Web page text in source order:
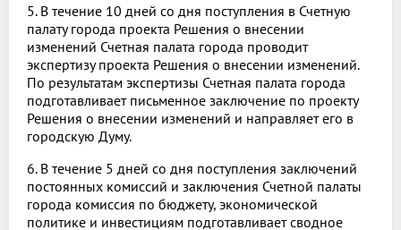
5. В течение 10 дней со дня поступления в Счетную
палату города проекта Решения о внесении
изменений Счетная палата города проводит
экспертизу проекта Решения о внесении изменений.
По результатам экспертизы Счетная палата города
подготавливает письменное заключение по проекту
Решения о внесении изменений и направляет его в
городскую Думу.
6. В течение 5 дней со дня поступления заключений
постоянных комиссий и заключения Счетной палаты
города комиссия по бюджету, экономической
политике и инвестициям подготавливает сводное